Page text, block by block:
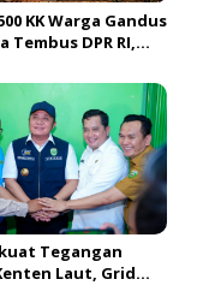
KK Warga Gandus
Tembus DPR RI,
Tegangan
Laut, Grid